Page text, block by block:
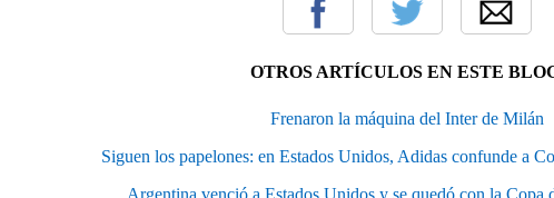
OTROS ARTÍCULOS EN ESTE
Frenaron la máquina del Inter de Milán
Siguen los papelones: en Estados Unidos, Adidas confunde a
Argentina venció a Estados Unidos y se quedó con la Copa